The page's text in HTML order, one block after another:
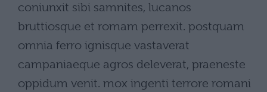
coniunxit sibi samnites, lucanos
bruttiosque et romam perrexit. postquam
omnia ferro ignisque vastaverat
campaniaeque agros deleverat, praeneste
oppidum venit. mox ingenti terrore romani